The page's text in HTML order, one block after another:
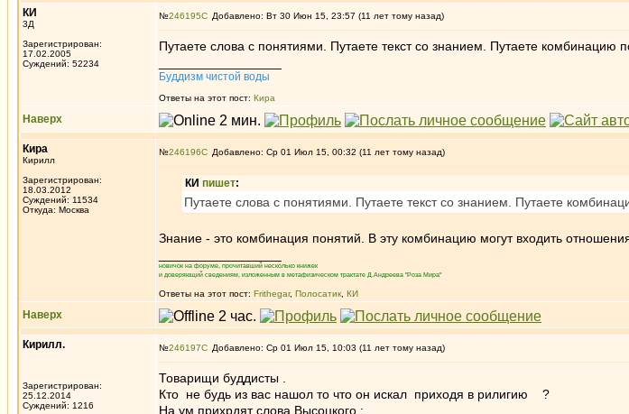
КИ
3Д
Зарегистрирован:
17.02.2005
Суждений: 52234
№246195 Добавлено: Вт 30 Июн 15, 23:57 (11 лет тому назад)
Путаете слова с понятиями. Путаете текст со знанием. Путаете
Буддизм чистой воды
Ответы на этот пост: Кира
Наверх
Кира
Кирилл
Зарегистрирован:
18.03.2012
Суждений: 11534
Откуда: Москва
№246196 Добавлено: Ср 01 Июл 15, 00:32 (11 лет тому назад)
КИ пишет:
Путаете слова с понятиями. Путаете текст со знанием. Путаете
Знание - это комбинация понятий. В эту комбинацию могут входить
новичок на форуме, прочитавший несколько книжек
и доверяющий сведениям, изложенным в метафизическом трактате Д.Андреева "Роза Мира"
Ответы на этот пост: Frithegar, Полосатик КИ
Наверх
Кирилл.
Зарегистрирован:
25.12.2014
Суждений: 1216
№246197 Добавлено: Ср 01 Июл 15, 10:03 (11 лет тому назад)
Товарищи буддисты .
Кто не будь из вас нашол то что он искал приходя в рилигию ?
На ум прихрдят слова Высоцкого :